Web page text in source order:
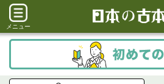
メニュー